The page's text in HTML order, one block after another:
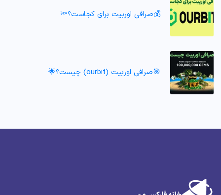
💰صرافی اوربیت برای کجاست؟🔦
🎯صرافی اوربیت (ourbit) چیست؟🌟